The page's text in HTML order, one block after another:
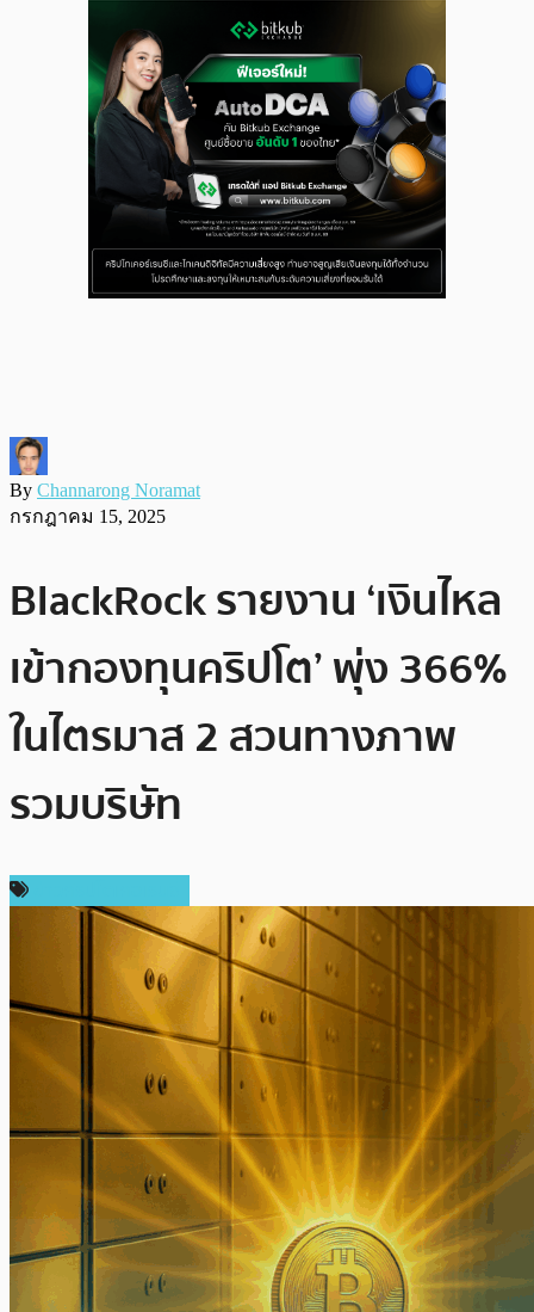
By Channarong Noramat
กรกฎาคม 15, 2025
BlackRock รายงาน ‘เงินไหล
เข้ากองทุนคริปโต’ พุ่ง 366%
ในไตรมาส 2 สวนทางภาพ
รวมบริษัท